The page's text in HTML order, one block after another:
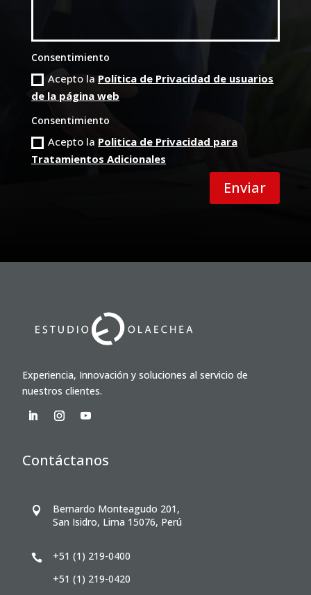
Consentimiento
Acepto la Política de Privacidad de usuarios
de la página web
Consentimiento
Acepto la Politica de Privacidad para
Tratamientos Adicionales
Enviar
Experiencia, Innovación y soluciones al servicio de
nuestros clientes.
Contáctanos

Bernardo Monteagudo 201,
San Isidro, Lima 15076, Perú

+51 (1) 219-0400
+51 (1) 219-0420